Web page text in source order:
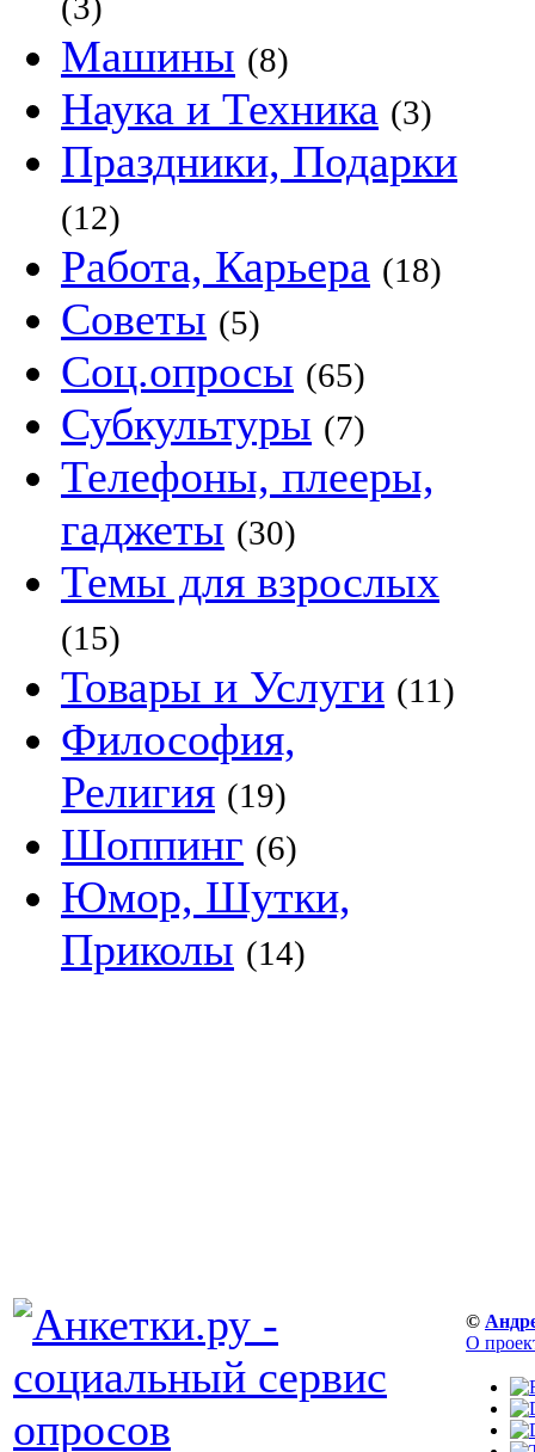
Машины (8)
Наука и Техника (3)
Праздники, Подарки
(12)
Работа, Карьера (18)
Советы (5)
Соц.опросы (65)
Субкультуры (7)
Телефоны, плееры,
гаджеты (30)
Темы для взрослых
(15)
Товары и Услуги (11)
Философия,
Религия (19)
Шоппинг (6)
Юмор, Шутки,
Приколы (14)
©
О